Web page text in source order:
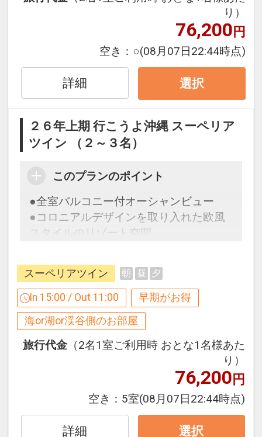
収、アメニティとミネラルウォーターの
インターネットコース番号：DP-1-
※早期申込期間を過ぎてからの変更（人
数の内訳・客室タイプ・食事条件・プラ
ン・氏名・人員・泊数の増減等の変更）
があった場合、早期申込割引は適用され
ません。
※他の割引との併用はできません。
ーからお進みいただいた後表示される
「空室照会結果確認画面」でご確認くだ
さい。
【６０日前までの申込がお得】早期申込
割引がございます
ご宿泊の６０日前までにお申し込みにな
ると
※早期申込期間を過ぎてからの変更（人
数の内訳・客室タイプ・食事条件・プラ
ン・氏名・人員・泊数の増減等の変更）
があった場合、早期申込割引は適用され
ません。
※割引適用後のご旅行代金は、カレンダ
ーからお進みいただいた後表示される
「空室照会結果確認画面」でご確認くだ
り）
76,200円
空き： ○(08月07日22:44時点)
詳細 選択
２６年上期 行こうよ沖縄 スーペリア
ツイン （２～３名）
このプランのポイント
●全室バルコニー付オーシャンビュー
●コロニアルデザインを取り入れた欧風
スタイルのリゾート空間
【９０日前までの申込がお得】早期申込
割引がございます
ご宿泊の９０日前までにお申し込みにな
ると
１泊につきおひとり様２，０００円引
※早期申込期間を過ぎてからの変更（人
数の内訳・客室タイプ・食事条件・プラ
ン・氏名・人員・泊数の増減等の変更）
があった場合、早期申込割引は適用され
ません。
スーペリアツイン 朝 昼 夕
In 15:00 / Out 11:00
早期がお得
海or湖or渓谷側のお部屋
旅行代金 （2名1室ご利用時 おとな1名様あた
り）
76,200円
空き： 5室(08月07日22:44時点)
詳細 選択